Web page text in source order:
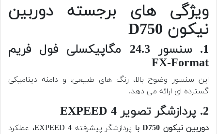
ویژگی های برجسته دوربین
نیکون D750
1. سنسور 24.3 مگاپیکسلی فول فریم
FX-Format
این سنسور وضوح بالا، رنگ های طبیعی، و دامنه دینامیکی
گسترده ای ارائه می دهد.
2. پردازشگر تصویر EXPEED 4
دوربین نیکون D750 با
پردازشگر پیشرفته EXPEED 4، عملکرد